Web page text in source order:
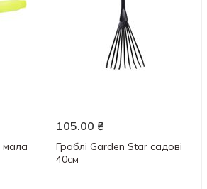
мала
105.00 ₴
Граблі Garden Star садові
40см